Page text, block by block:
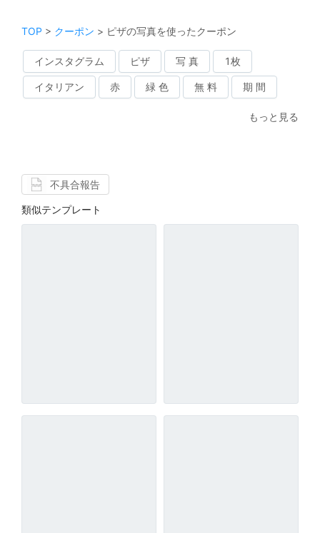
TOP > クーポン > ピザの写真を使ったクーポン
インスタグラム ピザ 写 真 1枚
イタリアン 赤 緑 色 無 料 期 間
もっと見る
不具合報告
類似テンプレート